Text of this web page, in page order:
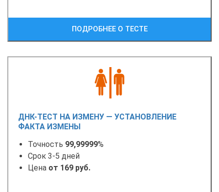
ПОДРОБНЕЕ О ТЕСТЕ
ДНК-ТЕСТ НА ИЗМЕНУ — УСТАНОВЛЕНИЕ
ФАКТА ИЗМЕНЫ
Точность 99,99999%
Срок 3-5 дней
Цена от 169 руб.